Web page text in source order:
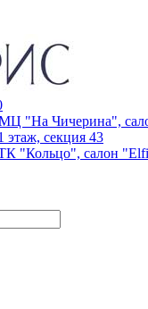
"На Чичерина",
этаж, секция 43
"Кольцо", салон